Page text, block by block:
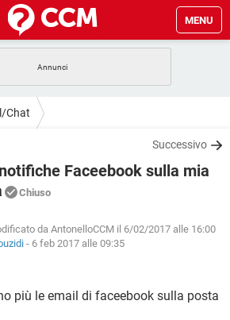
MENU
WHATSAPP
FACEBOOK
GAMING
WINDOWS 10
ANDROID
WHATSAPP
Chat
Successivo
Faceebook sulla mia
Chiuso
da AntonelloCCM il 6/02/2017 alle 16:00
- 6 feb 2017 alle 09:35
più le email di faceebook sulla posta